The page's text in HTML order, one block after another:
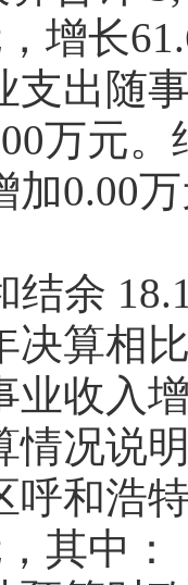
增长
支出随
万元
加0.00
结余
决算相
业收入
情况说
呼和浩
其中：